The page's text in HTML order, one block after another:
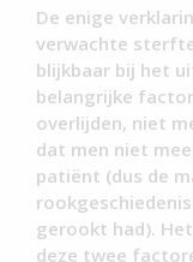
De enige
verwachte
blijkbaar bij het
belangrijke
overlijden, niet
dat men niet
patiënt (dus de
gerookt had).
deze twee